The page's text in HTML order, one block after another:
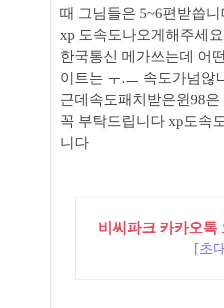
때 그님들은 5~6편받씁
xp 도속도나오게해주세
한국통신 메가쓰는데 어
이트는 ㅜ.ㅡ 속도가넘않
근데속도패치받은윈98
꼭 부탁드립니다 xp도속
니다
비씨파크 카카오톡
[초